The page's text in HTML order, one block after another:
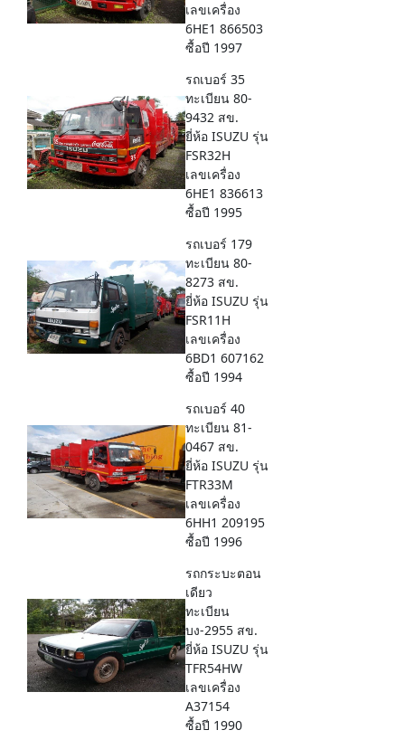
เลขเครื่อง
6HE1 866503
ซื้อปี 1997
รถเบอร์ 35
ทะเบียน 80-
9432 สข.
ยี่ห้อ ISUZU รุ่น
FSR32H
เลขเครื่อง
6HE1 836613
ซื้อปี 1995
รถเบอร์ 179
ทะเบียน 80-
8273 สข.
ยี่ห้อ ISUZU รุ่น
FSR11H
เลขเครื่อง
6BD1 607162
ซื้อปี 1994
รถเบอร์ 40
ทะเบียน 81-
0467 สข.
ยี่ห้อ ISUZU รุ่น
FTR33M
เลขเครื่อง
6HH1 209195
ซื้อปี 1996
รถกระบะตอน
เดียว
ทะเบียน
บง-2955 สข.
ยี่ห้อ ISUZU รุ่น
TFR54HW
เลขเครื่อง
A37154
ซื้อปี 1990